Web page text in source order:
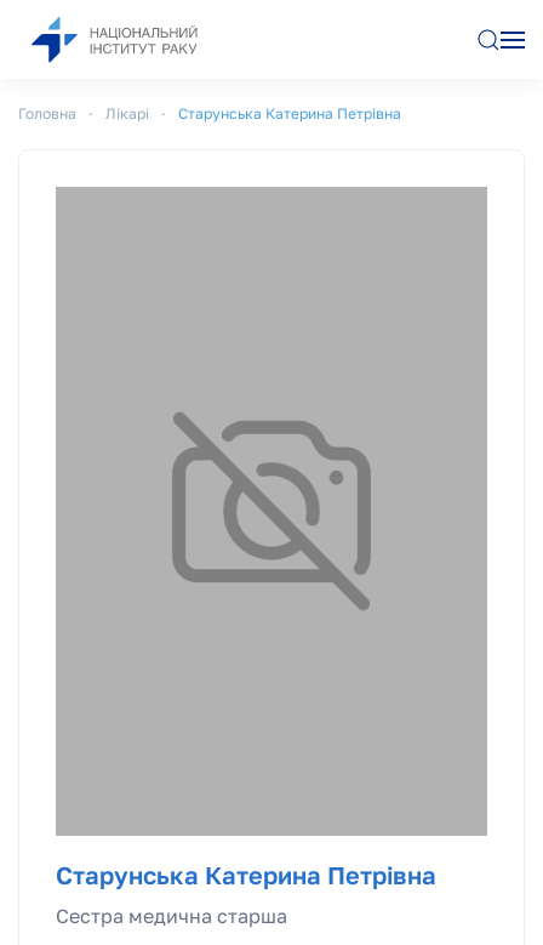
Головна Лікарі Старунська Катерина Петрівна
Старунська Катерина Петрівна
Сестра медична старша